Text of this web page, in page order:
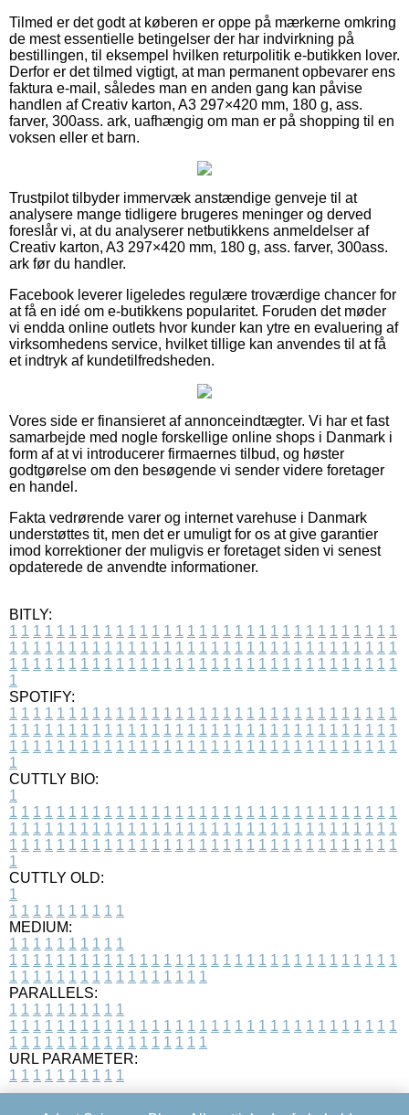
Tilmed er det godt at køberen er oppe på mærkerne omkring
de mest essentielle betingelser der har indvirkning på
bestillingen, til eksempel hvilken returpolitik e-butikken lover.
Derfor er det tilmed vigtigt, at man permanent opbevarer ens
faktura e-mail, således man en anden gang kan påvise
handlen af Creativ karton, A3 297×420 mm, 180 g, ass.
farver, 300ass. ark, uafhængig om man er på shopping til en
voksen eller et barn.
Trustpilot tilbyder immervæk anstændige genveje til at
analysere mange tidligere brugeres meninger og derved
foreslår vi, at du analyserer netbutikkens anmeldelser af
Creativ karton, A3 297×420 mm, 180 g, ass. farver, 300ass.
ark før du handler.
Facebook leverer ligeledes regulære troværdige chancer for
at få en idé om e-butikkens popularitet. Foruden det møder
vi endda online outlets hvor kunder kan ytre en evaluering af
virksomhedens service, hvilket tillige kan anvendes til at få
et indtryk af kundetilfredsheden.
Vores side er finansieret af annonceindtægter. Vi har et fast
samarbejde med nogle forskellige online shops i Danmark i
form af at vi introducerer firmaernes tilbud, og høster
godtgørelse om den besøgende vi sender videre foretager
en handel.
Fakta vedrørende varer og internet varehuse i Danmark
understøttes tit, men det er umuligt for os at give garantier
imod korrektioner der muligvis er foretaget siden vi senest
opdaterede de anvendte informationer.
BITLY:
1 1 1 1 1 1 1 1 1 1 1 1 1 1 1 1 1 1 1 1 1 1 1 1 1 1 1 1 1 1 1 1 1
1 1 1 1 1 1 1 1 1 1 1 1 1 1 1 1 1 1 1 1 1 1 1 1 1 1 1 1 1 1 1 1 1
1 1 1 1 1 1 1 1 1 1 1 1 1 1 1 1 1 1 1 1 1 1 1 1 1 1 1 1 1 1 1 1 1
1
SPOTIFY:
1 1 1 1 1 1 1 1 1 1 1 1 1 1 1 1 1 1 1 1 1 1 1 1 1 1 1 1 1 1 1 1 1
1 1 1 1 1 1 1 1 1 1 1 1 1 1 1 1 1 1 1 1 1 1 1 1 1 1 1 1 1 1 1 1 1
1 1 1 1 1 1 1 1 1 1 1 1 1 1 1 1 1 1 1 1 1 1 1 1 1 1 1 1 1 1 1 1 1
1
CUTTLY BIO:
1
1 1 1 1 1 1 1 1 1 1 1 1 1 1 1 1 1 1 1 1 1 1 1 1 1 1 1 1 1 1 1 1 1
1 1 1 1 1 1 1 1 1 1 1 1 1 1 1 1 1 1 1 1 1 1 1 1 1 1 1 1 1 1 1 1 1
1 1 1 1 1 1 1 1 1 1 1 1 1 1 1 1 1 1 1 1 1 1 1 1 1 1 1 1 1 1 1 1 1
1
CUTTLY OLD:
1
1 1 1 1 1 1 1 1 1 1
MEDIUM:
1 1 1 1 1 1 1 1 1 1
1 1 1 1 1 1 1 1 1 1 1 1 1 1 1 1 1 1 1 1 1 1 1 1 1 1 1 1 1 1 1 1 1
1 1 1 1 1 1 1 1 1 1 1 1 1 1 1 1 1
PARALLELS:
1 1 1 1 1 1 1 1 1 1
1 1 1 1 1 1 1 1 1 1 1 1 1 1 1 1 1 1 1 1 1 1 1 1 1 1 1 1 1 1 1 1 1
1 1 1 1 1 1 1 1 1 1 1 1 1 1 1 1 1
URL PARAMETER:
1 1 1 1 1 1 1 1 1 1